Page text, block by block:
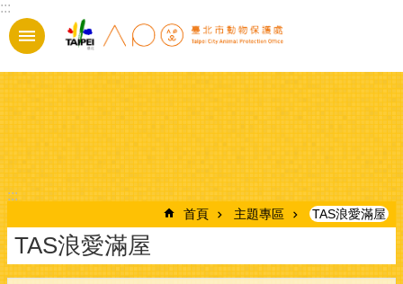
跳到主要內容區塊
:::
:::
首頁 主題專區 TAS浪愛滿屋
TAS浪愛滿屋